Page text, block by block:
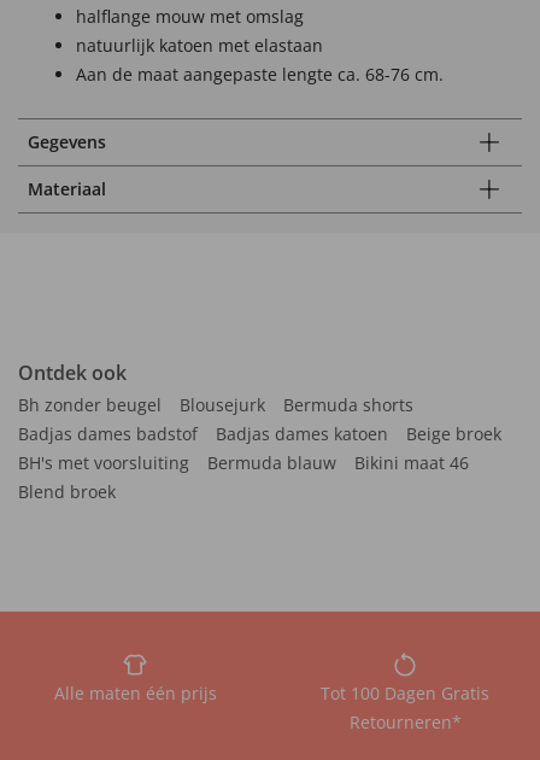
halflange mouw met omslag
natuurlijk katoen met elastaan
Aan de maat aangepaste lengte ca. 68-76 cm.
Gegevens
Materiaal
Ontdek ook
Bh zonder beugel Blousejurk
Bermuda shorts
Badjas dames badstof
Badjas dames katoen
Beige broek
BH's met voorsluiting
Bermuda blauw
Bikini maat 46
Blend broek
Alle maten één prijs
Tot 100 Dagen Gratis
Retourneren*